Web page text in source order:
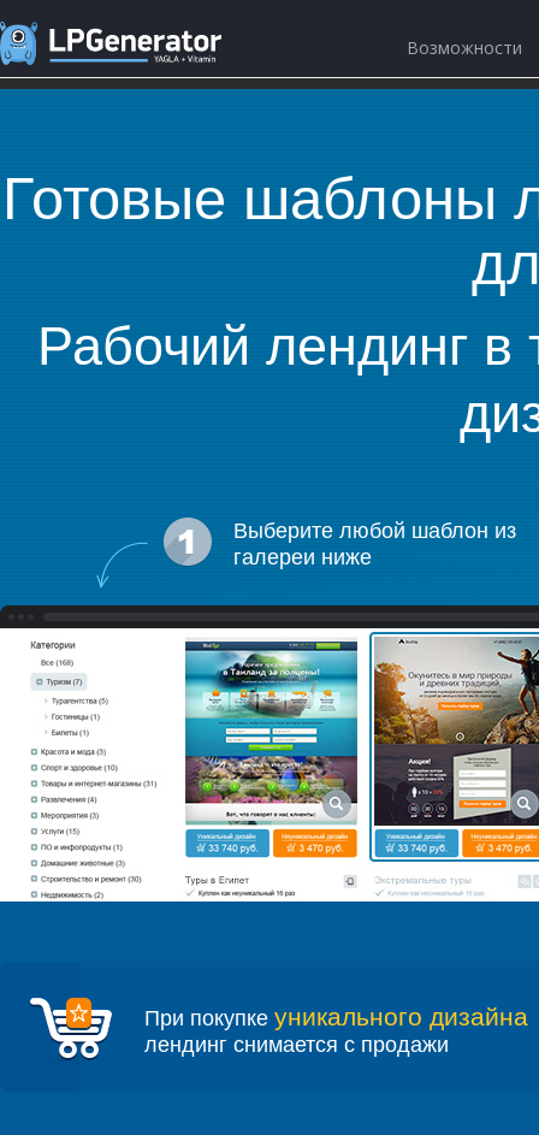
Готовые шаблоны
Рабочий лендинг в
Выберите любой шаблон из
галереи ниже
При покупке уникального дизайна
лендинг снимается с продажи
Возможности